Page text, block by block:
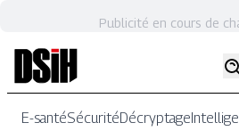
Publicité en cours de
E-santéSécuritéDécryptage